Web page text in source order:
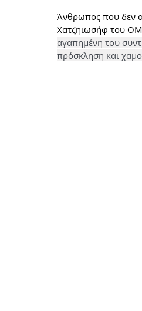
Άνθρωπος που δεν
Χατζηιωσήφ του
αγαπημένη του
πρόσκληση και